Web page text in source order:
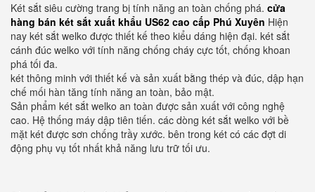
Két sắt siêu cường trang bị tính năng an toàn chống phá. cửa
hàng bán két sắt xuất khẩu US62 cao cấp Phú Xuyên Hiện
nay két sắt welko được thiết kế theo kiểu dáng hiện đại. két sắt
cánh đúc welko với tính năng chống cháy cực tốt, chống khoan
phá tối đa.
két thông minh với thiết kế và sản xuất bằng thép và đúc, dập hạn
chế mối hàn tăng tính năng an toàn, bảo mật.
Sản phẩm két sắt welko an toàn được sản xuất với công nghệ
cao. Hệ thống máy dập tiên tiến. các dòng két sắt welko với bề
mặt két được sơn chống trầy xước. bên trong két có các đợt di
động phụ vụ tốt nhất khả năng lưu trữ tối ưu.